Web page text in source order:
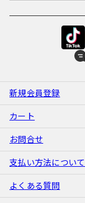
新規会員登録
カート
お問合せ
支払い方法について
よくある質問